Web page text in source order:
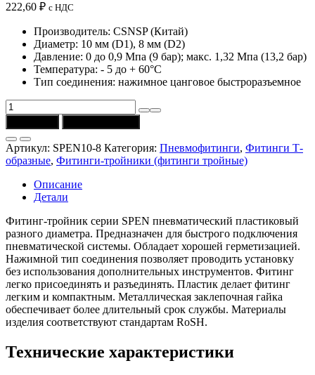
222,60 ₽ с НДС
Производитель: CSNSP (Китай)
Диаметр: 10 мм (D1), 8 мм (D2)
Давление: 0 до 0,9 Мпа (9 бар); макс. 1,32 Мпа (13,2 бар)
Температура: - 5 до + 60°C
Тип соединения: нажимное цанговое быстроразъемное
Количество
товара
Фитинг-
тройник
SPEN10-
8
цанговый
CSNSP
Артикул: SPEN10-8 Категория: Пневмофитинги, Фитинги Т-
образные, Фитинги-тройники (фитинги тройные)
Описание
Детали
Фитинг-тройник серии SPEN пневматический пластиковый
разного диаметра. Предназначен для быстрого подключения
пневматической системы. Обладает хорошей герметизацией.
Нажимной тип соединения позволяет проводить установку
без использования дополнительных инструментов. Фитинг
легко присоединять и разъединять. Пластик делает фитинг
легким и компактным. Металлическая заклепочная гайка
обеспечивает более длительный срок службы. Материалы
изделия соответствуют стандартам RoSH.
Технические характеристики